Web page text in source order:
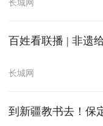
长城网
百姓看联播 | 非遗
长城网
到新疆教书去！保